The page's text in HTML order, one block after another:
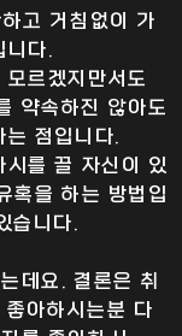
고 거침없이 가
니다.
르겠지만서도
약속하진 않아도
점입니다.
를 끌 자신이 있
혹을 하는 방법입
습니다.
데요. 결론은 취
아하시는분 다